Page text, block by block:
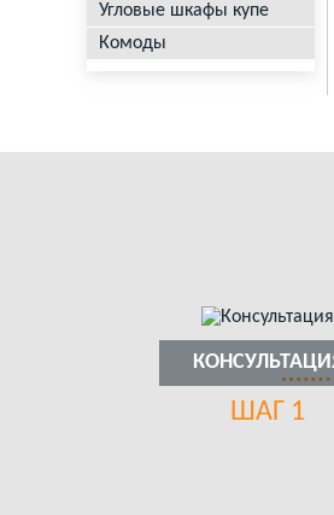
Угловые шкафы купе
Комоды
ШАГ 1